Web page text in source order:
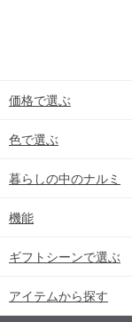
価格で選ぶ
色で選ぶ
暮らしの中のナルミ
機能
ギフトシーンで選ぶ
アイテムから探す